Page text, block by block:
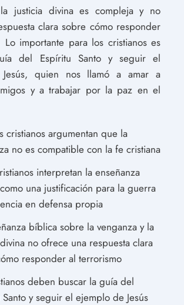
justicia divina es compleja y no
clara sobre cómo responder
Lo importante para los cristianos es
del Espíritu Santo y seguir el
quien nos llamó a amar a
y a trabajar por la paz en el
cristianos argumentan que la
no es compatible con la fe cristiana
interpretan la enseñanza
una justificación para la guerra
en defensa propia
bíblica sobre la venganza y la
no ofrece una respuesta clara
responder al terrorismo
deben buscar la guía del
Santo y seguir el ejemplo de Jesús